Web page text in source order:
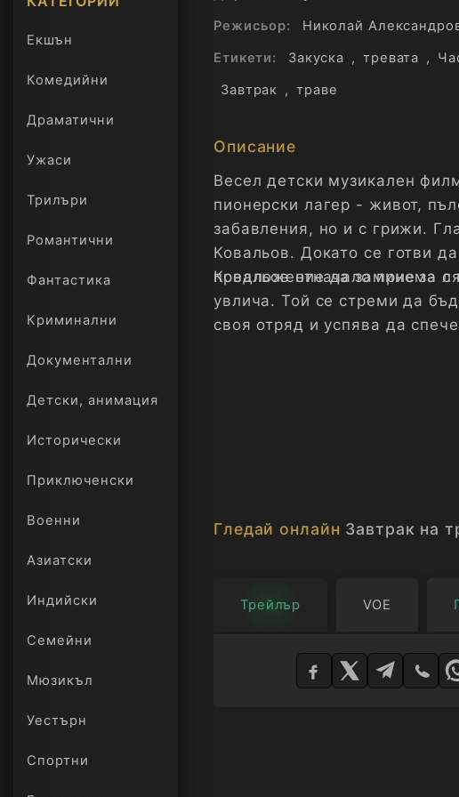
Екшън
Комедийни
Драматични
Ужаси
Трилъри
онлайн
Романтични
Фантастика
Криминални
Документални
Детски, анимация
Исторически
Приключенски
Военни
Азиатски
Индийски
Семейни
Мюзикъл
Уестърн
Спортни
Режисьор:
Николай
Етикети:
Закуска , тревата ,
Завтрак , траве
Описание
Весел детски музикален
пионерски лагер - живот,
забавления, но и с грижи.
Ковальов. Докато се готви
предложение да замине за
Ковальов отначало приема с
увлича. Той се стреми да
своя отряд и успява да
Гледай онлайн Завтрак на
Трейлър VOE